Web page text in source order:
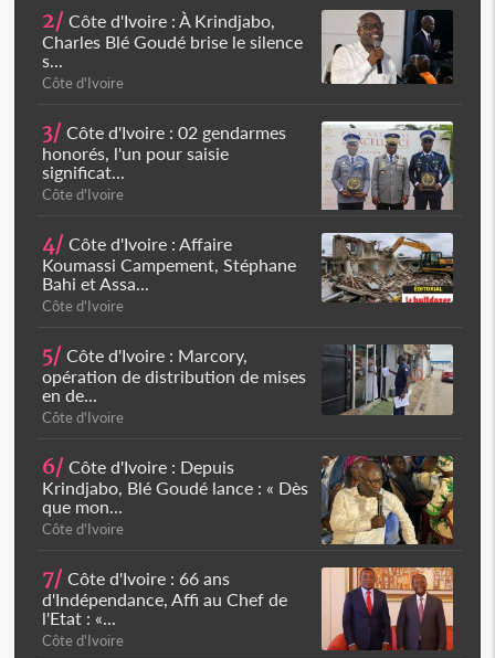
2/ Côte d'Ivoire : À Krindjabo,
Charles Blé Goudé brise le silence
s...
Côte d'Ivoire
3/ Côte d'Ivoire : 02 gendarmes
honorés, l'un pour saisie
significat...
Côte d'Ivoire
4/ Côte d'Ivoire : Affaire
Koumassi Campement, Stéphane
Bahi et Assa...
Côte d'Ivoire
5/ Côte d'Ivoire : Marcory,
opération de distribution de mises
en de...
Côte d'Ivoire
6/ Côte d'Ivoire : Depuis
Krindjabo, Blé Goudé lance : « Dès
que mon...
Côte d'Ivoire
7/ Côte d'Ivoire : 66 ans
d'Indépendance, Affi au Chef de
l'Etat : «...
Côte d'Ivoire